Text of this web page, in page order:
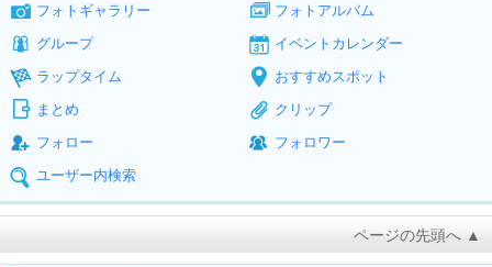
フォトギャラリー
フォトアルバム
グループ
イベントカレンダー
ラップタイム
おすすめスポット
まとめ
クリップ
フォロー
フォロワー
ユーザー内検索
ページの先頭へ ▲